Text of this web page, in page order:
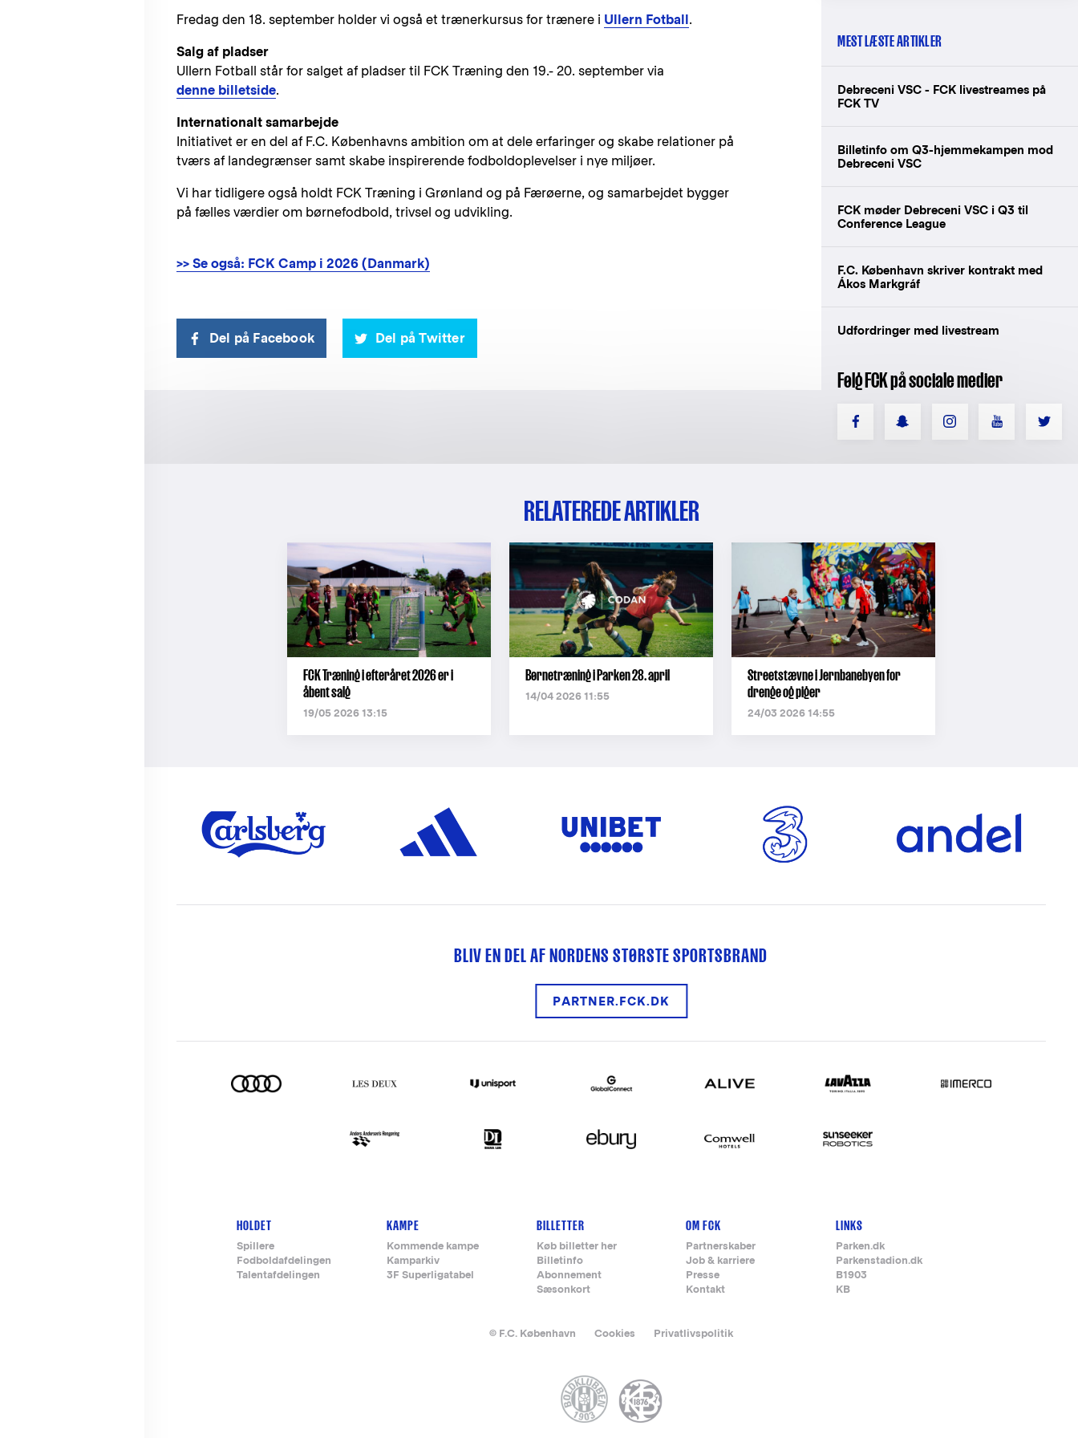
Fredag den 18. september holder vi også et trænerkursus for trænere i Ullern Fotball.
Salg af pladser
Ullern Fotball står for salget af pladser til FCK Træning den 19.- 20. september via
denne billetside.
Internationalt samarbejde
Initiativet er en del af F.C. Københavns ambition om at dele erfaringer og skabe relationer på
tværs af landegrænser samt skabe inspirerende fodboldoplevelser i nye miljøer.
Vi har tidligere også holdt FCK Træning i Grønland og på Færøerne, og samarbejdet bygger
på fælles værdier om børnefodbold, trivsel og udvikling.
>> Se også: FCK Camp i 2026 (Danmark)
Del på Facebook Del på Twitter
MEST LÆSTE ARTIKLER
Debreceni VSC - FCK livestreames på
FCK TV
Billetinfo om Q3-hjemmekampen mod
Debreceni VSC
FCK møder Debreceni VSC i Q3 til
Conference League
F.C. København skriver kontrakt med
Ákos Markgráf
Udfordringer med livestream
Følg FCK på sociale medier
RELATEREDE ARTIKLER
FCK Træning i efteråret 2026 er i
åbent salg
19/05 2026 13:15
Børnetræning i Parken 28. april
14/04 2026 11:55
Streetstævne i Jernbanebyen for
drenge og piger
24/03 2026 14:55
BLIV EN DEL AF NORDENS STØRSTE SPORTSBRAND
PARTNER.FCK.DK
Footer-
menu
HOLDET
Spillere
Fodboldafdelingen
Talentafdelingen
KAMPE
Kommende kampe
Kamparkiv
3F Superligatabel
BILLETTER
Køb billetter her
Billetinfo
Abonnement
Sæsonkort
OM FCK
Partnerskaber
Job & karriere
Presse
Kontakt
LINKS
Parken.dk
Parkenstadion.dk
B1903
KB
© F.C. København Cookies Privatlivspolitik